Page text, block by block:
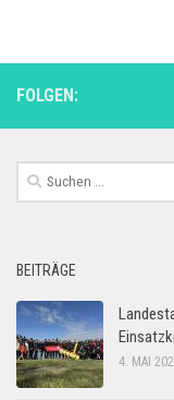
FOLGEN:
Suchen
nach:
BEITRÄGE
4. MAI